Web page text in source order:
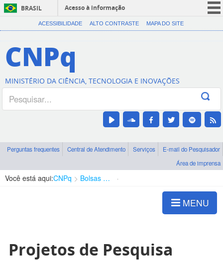
BRASIL
Acesso à informação
CORONAVÍRUS (COVID-19)
Canais
ACESSIBILIDADE ALTO CONTRASTE MAPA DO SITE
CNPq
MINISTÉRIO DA CIÊNCIA, TECNOLOGIA E INOVAÇÕES
Perguntas frequentes Central de Atendimento Serviços
E-mail do Pesquisador
Área de imprensa
Você está aqui:CNPq Bolsas e Auxílios Vigentes
MENU
Projetos de Pesquisa